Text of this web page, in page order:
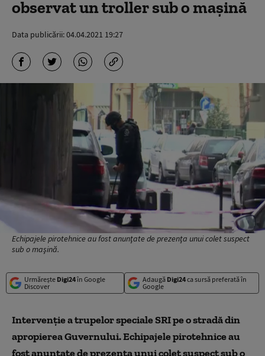
observat un troller sub o mașină
Data publicării:04.04.2021 19:27
Echipajele pirotehnice au fost anunţate de prezenţa unui colet suspect
sub o maşină.
Urmărește Digi24în Google
Discover
Adaugă Digi24ca sursă preferată în
Google
Intervenţiea trupelor speciale SRIpe o stradă din
apropierea Guvernului. Echipajele pirotehniceau
fost anunţate de prezenţa unui colet suspect sub o